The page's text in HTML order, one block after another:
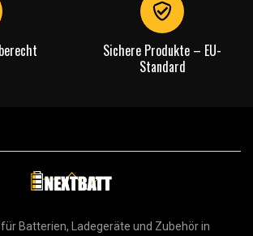
Sichere Produkte – EU-
Standard
für Batterien, Ladegeräte und Zubehör in